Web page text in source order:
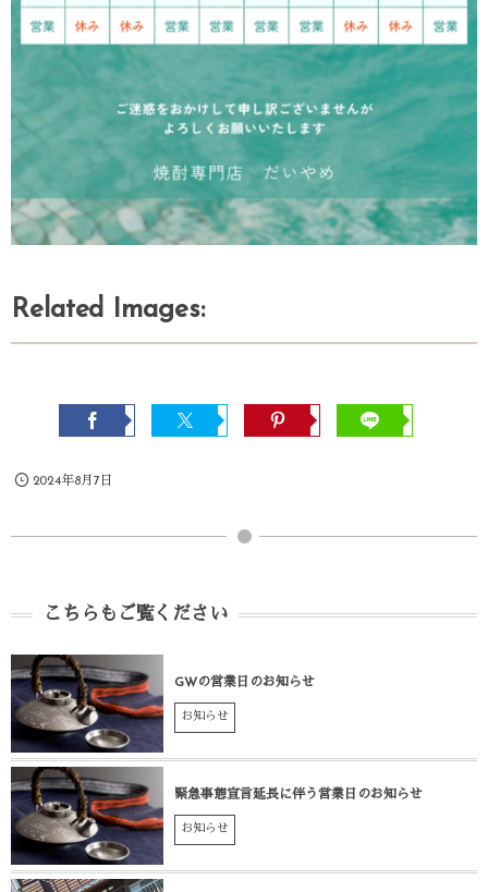
Related Images:
2024年8月7日
こちらもご覧ください
GWの営業日のお知らせ
お知らせ
緊急事態宣言延長に伴う営業日のお知らせ
お知らせ